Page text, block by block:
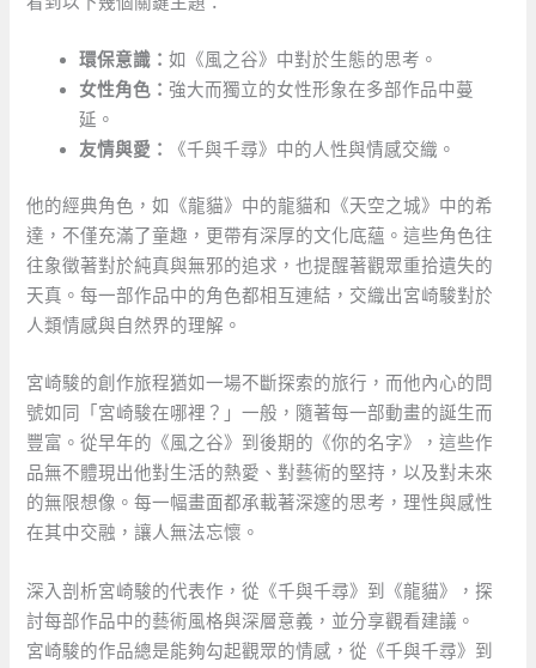
環保意識：如《風之谷》中對於生態的思考。
女性角色：強大而獨立的女性形象在多部作品中蔓
延。
友情與愛：
《千與千尋》中的人性與情感交織。
他的經典角色，如《龍貓》中的龍貓和《天空之城》中的希
達，不僅充滿了童趣，更帶有深厚的文化底蘊。這些角色往
往象徵著對於純真與無邪的追求，也提醒著觀眾重拾遺失的
天真。每一部作品中的角色都相互連結，交織出宮崎駿對於
人類情感與自然界的理解。
宮崎駿的創作旅程猶如一場不斷探索的旅行，而他內心的問
號如同「宮崎駿在哪裡？」一般，隨著每一部動畫的誕生而
豐富。從早年的《風之谷》到後期的《你的名字》，這些作
品無不體現出他對生活的熱愛、對藝術的堅持，以及對未來
的無限想像。每一幅畫面都承載著深邃的思考，理性與感性
在其中交融，讓人無法忘懷。
深入剖析宮崎駿的代表作，從《千與千尋》到《龍貓》，探
討每部作品中的藝術風格與深層意義，並分享觀看建議。
宮崎駿的作品總是能夠勾起觀眾的情感，從《千與千尋》到